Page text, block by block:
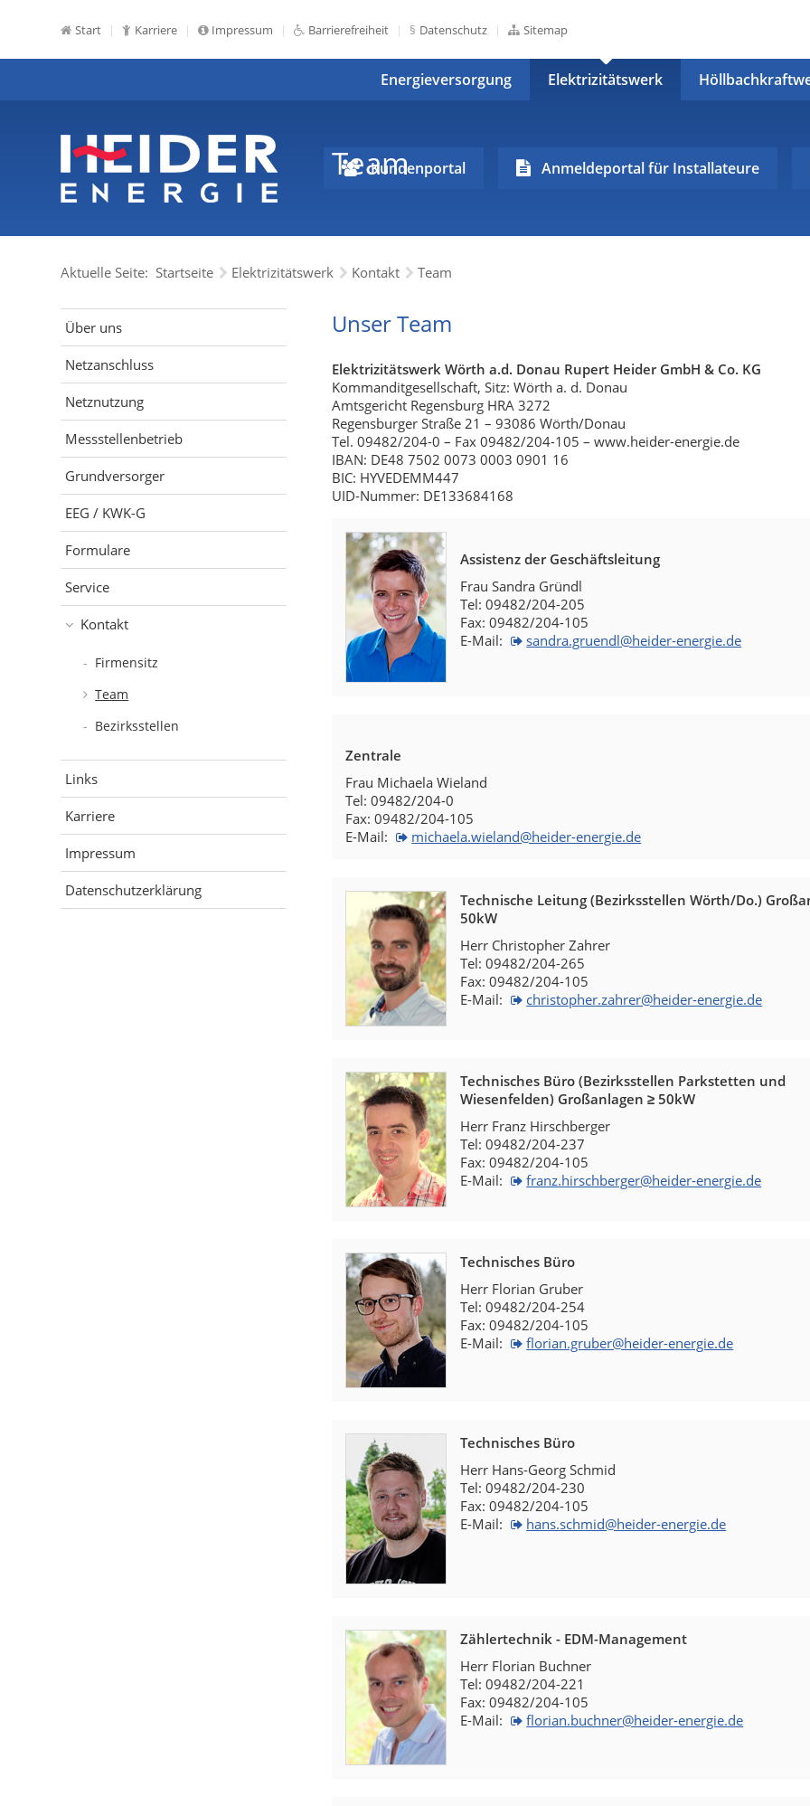
Start Karriere Impressum Barrierefreiheit Datenschutz Sitemap
Energieversorgung Elektrizitätswerk
Kundenportal Anmeldeportal für Installateure
Aktuelle Seite: Startseite Elektrizitätswerk Kontakt Team
Über uns
Netzanschluss
Netznutzung
Messstellenbetrieb
Grundversorger
EEG / KWK-G
Formulare
Service
Kontakt
Firmensitz
Team
Bezirksstellen
Links
Karriere
Impressum
Datenschutzerklärung
Team
Unser Team
Elektrizitätswerk Wörth a.d. Donau Rupert Heider GmbH & Co. KG
Kommanditgesellschaft, Sitz: Wörth a. d. Donau
Amtsgericht Regensburg HRA 3272
Regensburger Straße 21 – 93086 Wörth/Donau
Tel. 09482/204-0 – Fax 09482/204-105 – www.heider-energie.de
IBAN: DE48 7502 0073 0003 0901 16
BIC: HYVEDEMM447
UID-Nummer: DE133684168
Assistenz der Geschäftsleitung
Frau Sandra Gründl
Tel: 09482/204-205
Fax: 09482/204-105
E-Mail:
sandra.gruendl@heider-energie.de
Zentrale
Frau Michaela Wieland
Tel: 09482/204-0
Fax: 09482/204-105
E-Mail:
michaela.wieland@heider-energie.de
Technische Leitung (Bezirksstellen Wörth/Do.)
50kW
Herr Christopher Zahrer
Tel: 09482/204-265
Fax: 09482/204-105
E-Mail:
christopher.zahrer@heider-energie.de
Technisches Büro (Bezirksstellen Parkstetten und
Wiesenfelden) Großanlagen ≥ 50kW
Herr Franz Hirschberger
Tel: 09482/204-237
Fax: 09482/204-105
E-Mail:
franz.hirschberger@heider-energie.de
Technisches Büro
Herr Florian Gruber
Tel: 09482/204-254
Fax: 09482/204-105
E-Mail:
florian.gruber@heider-energie.de
Technisches Büro
Herr Hans-Georg Schmid
Tel: 09482/204-230
Fax: 09482/204-105
E-Mail:
hans.schmid@heider-energie.de
Zählertechnik - EDM-Management
Herr Florian Buchner
Tel: 09482/204-221
Fax: 09482/204-105
E-Mail:
florian.buchner@heider-energie.de